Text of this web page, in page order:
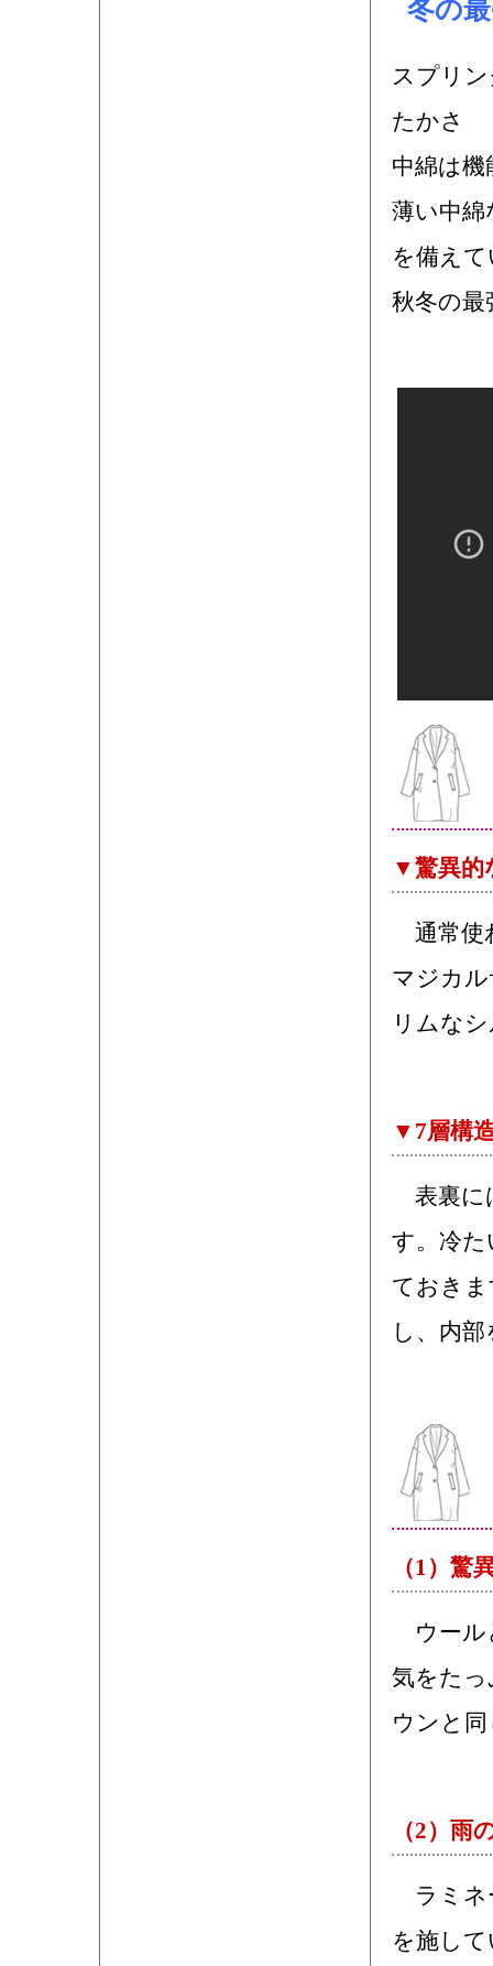
冬の
スプリ
たかさ
中綿は機
薄い中綿
を備え
秋冬の最
▼驚異的
通常使
マジカ
リムな
▼7層構
表裏に
す。冷た
ておき
し、内
（1）驚
ウール
気をたっ
ウンと
（2）雨
ラミネ
を施し